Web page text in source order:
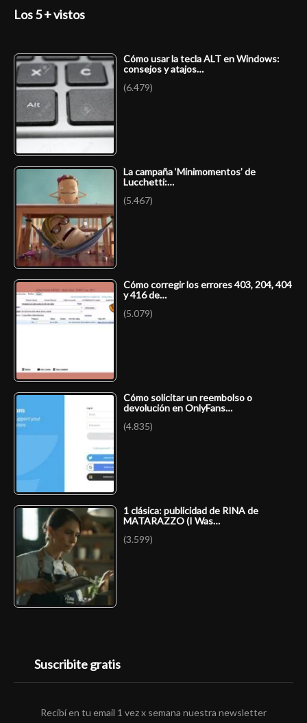
Los 5 + vistos
Cómo usar la tecla ALT en Windows:
consejos y atajos…
(6.479)
La campaña ‘Minimomentos’ de
Lucchetti:…
(5.467)
Cómo corregir los errores 403, 204, 404
y 416 de…
(5.079)
Cómo solicitar un reembolso o
devolución en OnlyFans…
(4.835)
1 clásica: publicidad de RINA de
MATARAZZO (I Was…
(3.599)
Suscribite gratis
Recibí en tu email 1 vez x semana nuestra newsletter